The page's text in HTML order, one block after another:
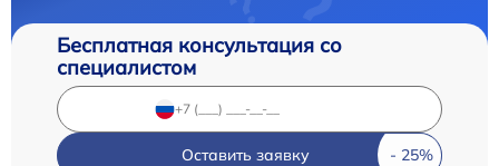
Бесплатная консультация со
специалистом
Оставить заявку